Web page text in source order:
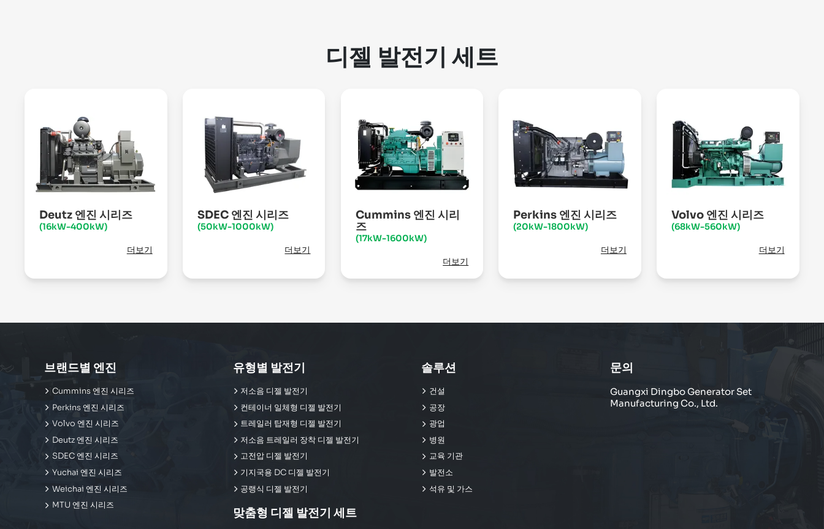
디젤 발전기 세트
Deutz 엔진 시리즈
(16kW-400kW)
더보기
SDEC 엔진 시리즈
(50kW-1000kW)
더보기
Cummins 엔진 시리
즈
(17kW-1600kW)
더보기
Perkins 엔진 시리즈
(20kW-1800kW)
더보기
Volvo 엔진 시리즈
(68kW-560kW)
더보기
브랜드별 엔진
Cummins 엔진 시리즈
Perkins 엔진 시리즈
Volvo 엔진 시리즈
Deutz 엔진 시리즈
SDEC 엔진 시리즈
Yuchai 엔진 시리즈
Weichai 엔진 시리즈
MTU 엔진 시리즈
유형별 발전기
저소음 디젤 발전기
컨테이너 일체형 디젤 발전기
트레일러 탑재형 디젤 발전기
저소음 트레일러 장착 디젤 발전기
고전압 디젤 발전기
기지국용 DC 디젤 발전기
공랭식 디젤 발전기
맞춤형 디젤 발전기 세트
솔루션
건설
공장
광업
병원
교육 기관
발전소
석유 및 가스
문의
Guangxi Dingbo Generator Set
Manufacturing Co., Ltd.